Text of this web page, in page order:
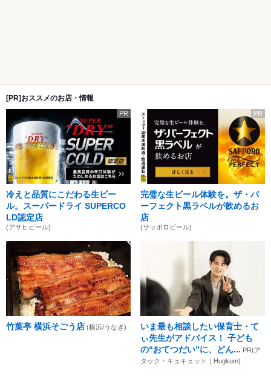
[PR]おススメのお店・情報
PR
冷えと品質にこだわる生ビー
ル。スーパードライ SUPERCO
LD認定店
(アサヒビール)
PR
完璧な生ビール体験を。ザ・パ
ーフェクト黒ラベルが飲めるお
店
(サッポロビール)
竹葉亭 横浜そごう店 (横浜/うなぎ)
いま最も相談したい保育士・て
ぃ先生がアドバイス！ 子ども
の“おてつだい”に、どん... PR(ア
タック・キュキュット｜Hugkum)